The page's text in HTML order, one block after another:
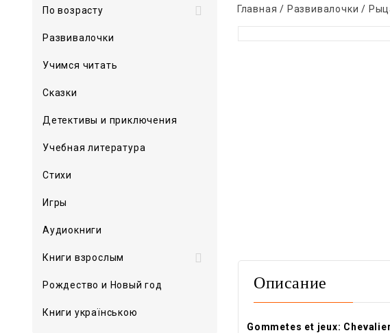

По возрасту
Развивалочки
Учимся читать
Сказки
Детективы и приключения
Учебная литература
Стихи
Игры
Аудиокниги

Книги взрослым
Рождество и Новый год
Книги українською
Главная Развивалочки
Описание
Gommetes et jeux: